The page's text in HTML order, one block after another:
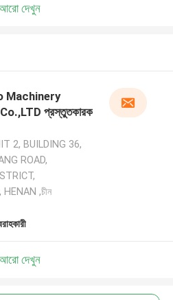
দেখুন
Machinery
প্রস্তুতকারক
2, BUILDING 36,
ROAD,
,চীন
দেখুন